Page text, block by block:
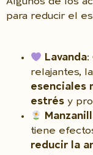
para reducir el
Lavanda:
relajantes,
esenciales
estrés y
tiene
reducir la